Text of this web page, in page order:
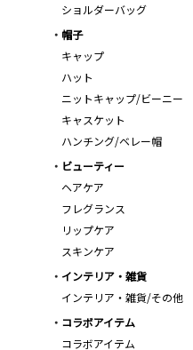
ショルダーバッグ
帽子
キャップ
ハット
ニットキャップ/ビーニー
キャスケット
ハンチング/ベレー帽
ビューティー
ヘアケア
フレグランス
リップケア
スキンケア
インテリア・雑貨
インテリア・雑貨/その他
コラボアイテム
コラボアイテム